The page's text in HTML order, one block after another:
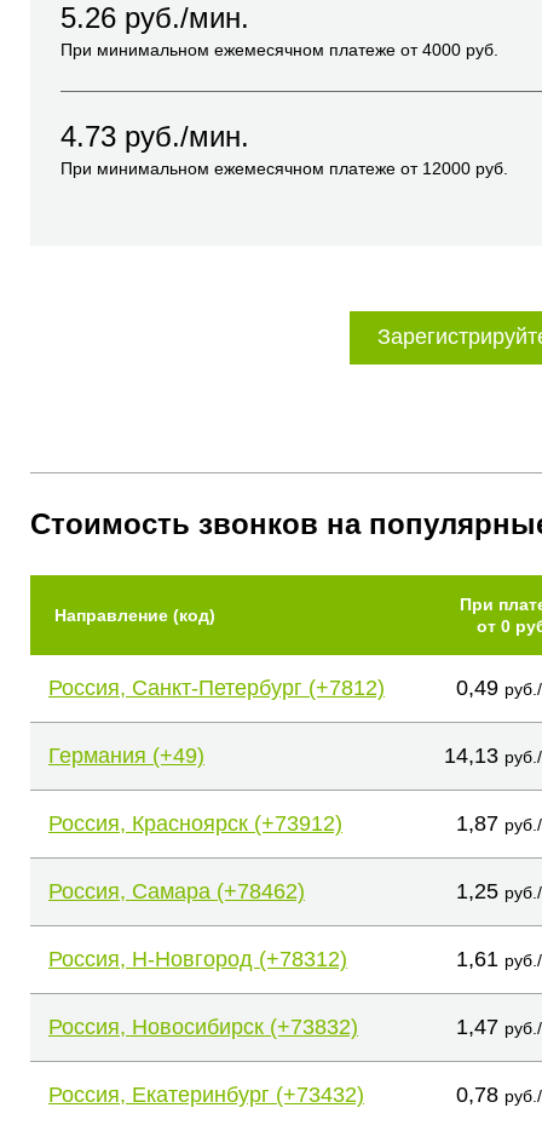
5.26 руб./мин.
При минимальном ежемесячном платеже от4000 руб.
4.73 руб./мин.
При минимальном ежемесячном платеже от 12000 руб.
Стоимость звонков на
Направление (код)
При
от 0
Россия, Санкт-Петербург (+7812) 0,49
Германия (+49) 14,13
Россия, Красноярск (+73912) 1,87
Россия, Самара (+78462) 1,25
Россия, Н-Новгород (+78312) 1,61
Россия, Новосибирск (+73832) 1,47
Россия, Екатеринбург (+73432) 0,78